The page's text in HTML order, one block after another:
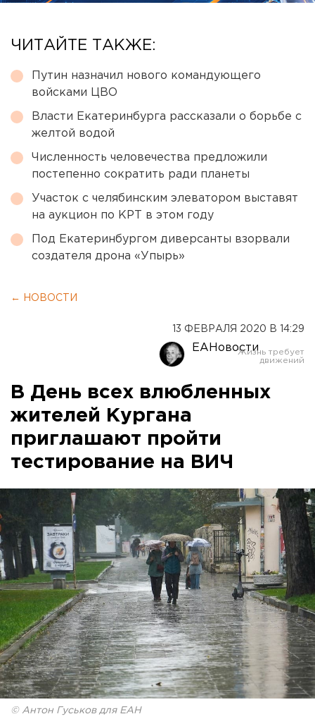
ЧИТАЙТЕ ТАКЖЕ:
Путин назначил нового командующего
войсками ЦВО
Власти Екатеринбурга рассказали о борьбе с
желтой водой
Численность человечества предложили
постепенно сократить ради планеты
Участок с челябинским элеватором выставят
на аукцион по КРТ в этом году
Под Екатеринбургом диверсанты взорвали
создателя дрона «Упырь»
← НОВОСТИ
13 ФЕВРАЛЯ 2020 В 14:29
ЕАНовости
В День всех влюбленных
жителей Кургана
приглашают пройти
тестирование на ВИЧ
© Антон Гуськов для ЕАН